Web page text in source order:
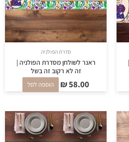
סדרת הפולניה
ראנר לשולחן מסדרת הפולניה |
זה לא רקוב זה בשל
₪58.00 הוספה לסל